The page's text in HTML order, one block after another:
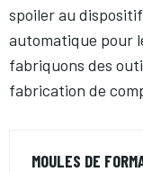
spoiler au
automatique pour
fabriquons des
fabrication de
MOULES DE